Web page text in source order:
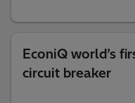
EconiQ world’s
circuit breaker